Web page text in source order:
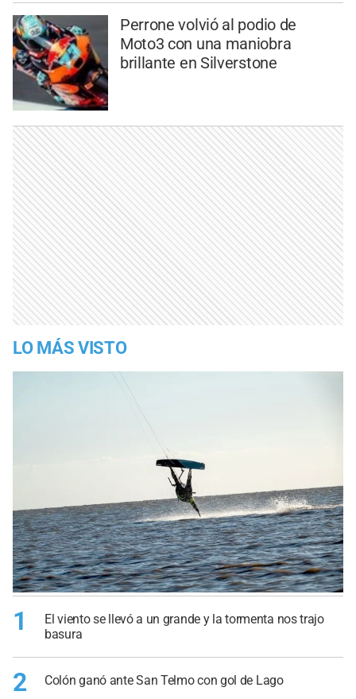
Perrone volvió al podio de
Moto3 con una maniobra
brillante en Silverstone
LO MÁS VISTO
1
El viento se llevó a un grande y la tormenta nos trajo
basura
2 Colón ganó ante San Telmo con gol de Lago